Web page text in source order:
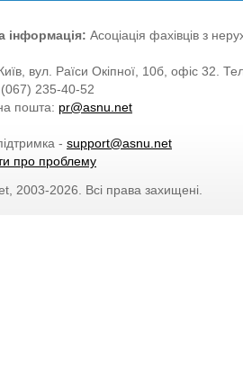
інформація: Асоціація фахівців з
вул. Раїси Окіпної, 10б, офіс 32.
235-40-52
пошта: pr@asnu.net
- support@asnu.net
про проблему
2003-2026. Всі права захищені.